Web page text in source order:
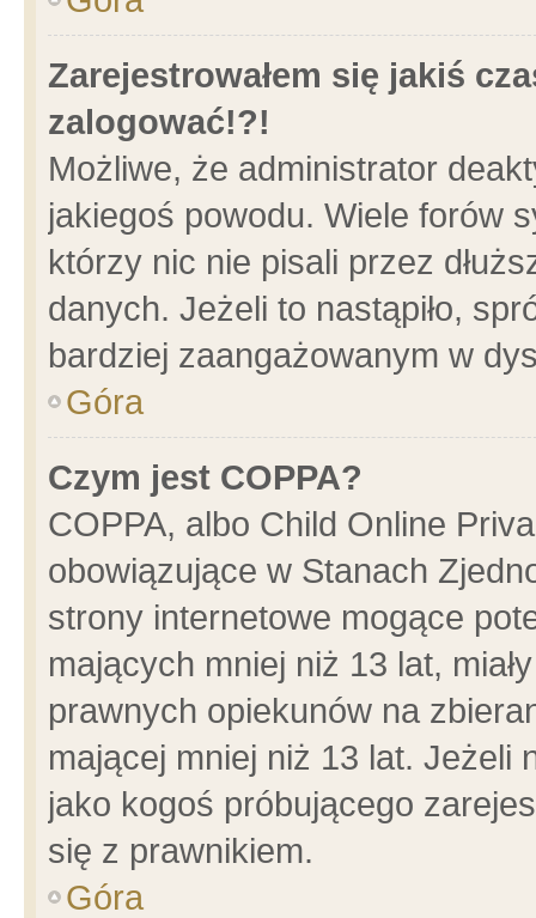
Zarejestrowałem się jakiś
zalogować!?!
Możliwe, że administrator
jakiegoś powodu. Wiele forów
którzy nic nie pisali przez
danych. Jeżeli to nastąpiło,
bardziej zaangażowanym w
Góra
Czym jest COPPA?
COPPA, albo Child Online
obowiązujące w Stanach
strony internetowe mogące
mających mniej niż 13 lat,
prawnych opiekunów na
mającej mniej niż 13 lat. Jeżeli
jako kogoś próbującego
się z prawnikiem.
Góra